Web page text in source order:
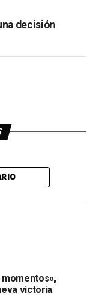
decisión
victoria